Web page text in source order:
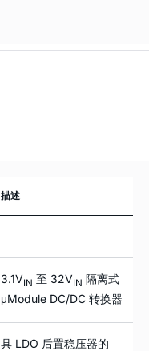
描述
3.1VIN 至 32VIN 隔离式
μModule DC/DC 转换器
具 LDO 后置稳压器的